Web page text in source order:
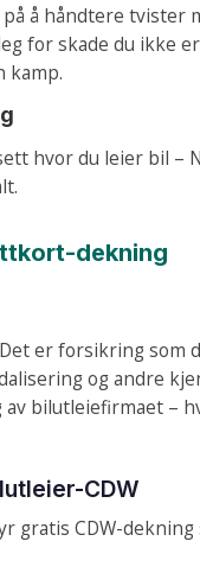
å håndtere tvister
for skade du ikke
kamp.
hvor du leier bil –
dekning
Det er forsikring som
og andre
bilutleiefirmaet –
CDW
CDW-dekning